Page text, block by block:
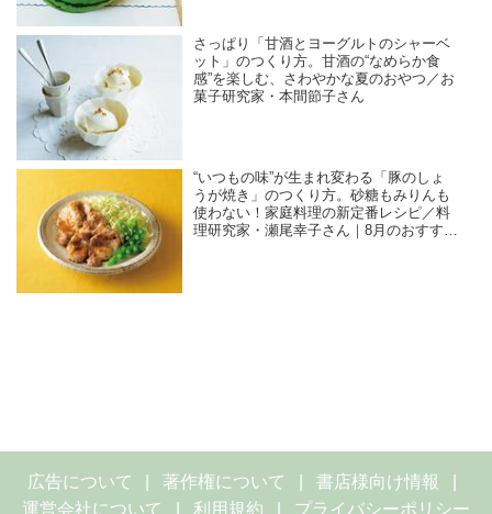
さっぱり「甘酒とヨーグルトのシャーベ
ット」のつくり方。甘酒の“なめらか食
感”を楽しむ、さわやかな夏のおやつ／お
菓子研究家・本間節子さん
“いつもの味”が生まれ変わる「豚のしょ
うが焼き」のつくり方。砂糖もみりんも
使わない！家庭料理の新定番レシピ／料
理研究家・瀬尾幸子さん｜8月のおすすめ
広告について 著作権について
書店様向け情報
運営会社について
利用規約 プライバシーポリシー